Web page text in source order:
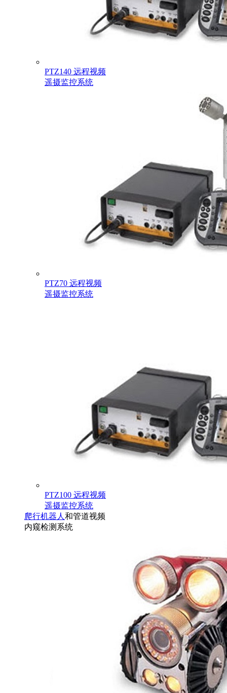
PTZ140 远程视频
遥摄监控系统
PTZ70 远程视频
遥摄监控系统
PTZ100 远程视频
遥摄监控系统
爬行机器人 和管道视频
内窥检测系统